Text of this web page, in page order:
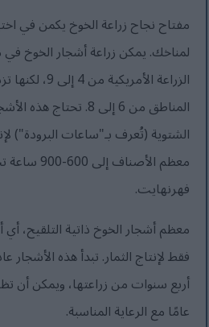
مفتاح نجاح زراعة الخوخ يكمن في
لمناخك. يمكن زراعة أشجار الخوخ في
الزراعة
المناطق من 6 إلى 8.
الشتوية (تُعرف بـ"ساعات البرودة")
فهرنهايت.
معظم أشجار الخوخ ذاتية التلقيح،
فقط لإنتاج الثمار. تبدأ هذه الأشجار
عامًا مع الرعاية المناسبة.